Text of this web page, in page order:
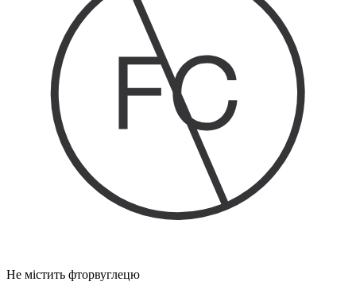
Не містить фторвуглецю